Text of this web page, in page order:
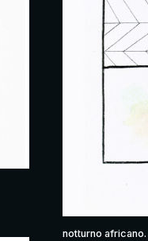
notturno africano.